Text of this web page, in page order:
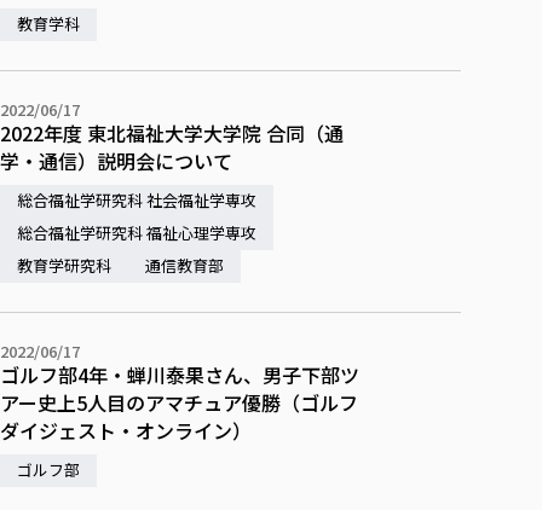
教育学科
2022/06/17
2022年度 東北福祉大学大学院 合同（通
学・通信）説明会について
総合福祉学研究科 社会福祉学専攻
総合福祉学研究科 福祉心理学専攻
教育学研究科
通信教育部
2022/06/17
ゴルフ部4年・蝉川泰果さん、男子下部ツ
アー史上5人目のアマチュア優勝（ゴルフ
ダイジェスト・オンライン）
ゴルフ部